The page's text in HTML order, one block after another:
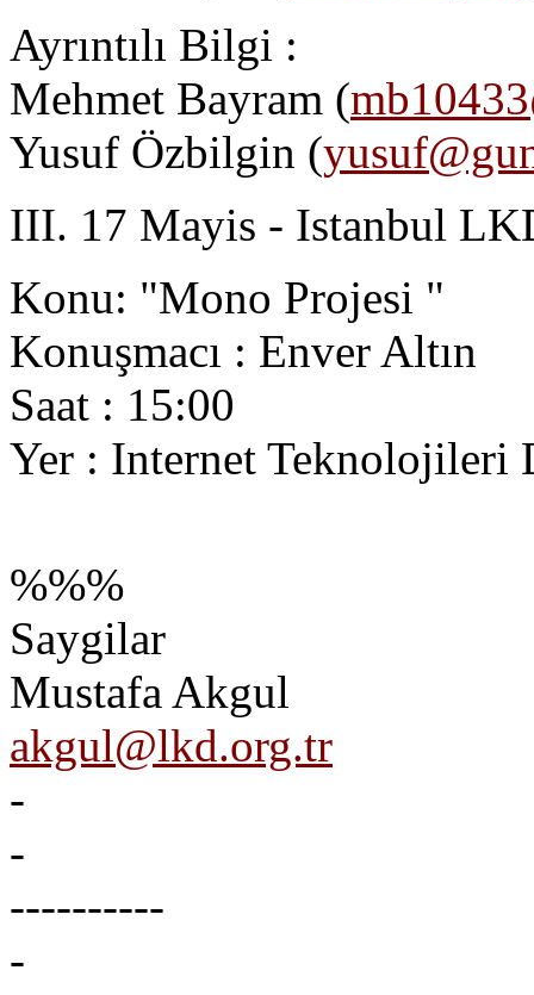
Ayrıntılı Bilgi :
Mehmet Bayram (
Yusuf Özbilgin (
III. 17 Mayis - Istanbul
Konu: "Mono Projesi "
Konuşmacı : Enver Altın
Saat : 15:00
Yer : Internet Teknolojileri
%%%
Saygilar
Mustafa Akgul
akgul@lkd.org.tr
-
-
----------
-